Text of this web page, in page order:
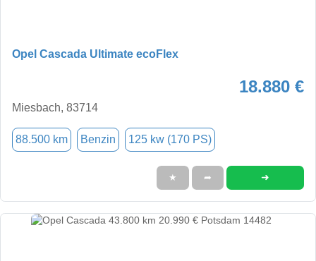
Opel Cascada Ultimate ecoFlex
18.880 €
Miesbach, 83714
88.500 km Benzin 125 kw (170 PS)
★ ➦ ➜